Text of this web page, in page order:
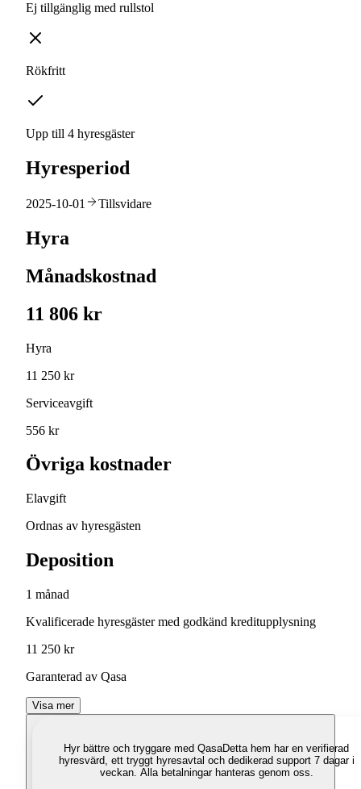
Ej tillgänglig med rullstol
Rökfritt
Upp till 4 hyresgäster
Hyresperiod
2025-10-01 Tillsvidare
Hyra
Månadskostnad
11 806 kr
Hyra
11 250 kr
Serviceavgift
556 kr
Övriga kostnader
Elavgift
Ordnas av hyresgästen
Deposition
1 månad
Kvalificerade hyresgäster med godkänd kreditupplysning
11 250 kr
Garanterad av Qasa
Visa mer
Hyr bättre och tryggare med QasaDetta hem har en verifierad
hyresvärd, ett tryggt hyresavtal och dedikerad support 7 dagar i
veckan. Alla betalningar hanteras genom oss.